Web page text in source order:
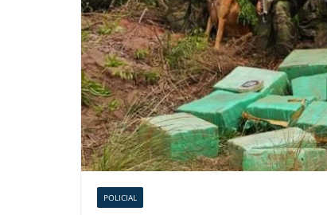
POLICIAL